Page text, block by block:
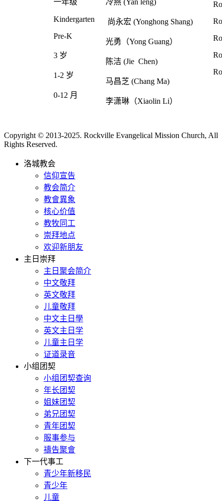
一年级
Kindergarten
Pre-K
3 岁
1-2 岁
0-12 月
冷燕 (Yan leng)
尚永宏 (Yonghong Shang)
光勇（Yong Guang）
陈洁 (Jie Chen)
马昌芝 (Chang Ma)
李潇琳（Xiaolin Li）
Copyright © 2013-2025. Rockville Evangelical Mission Church, All
Rights Reserved.
洛城教会
信仰宣告
教会简介
教會異象
核心价值
教牧同工
崇拜地点
欢迎新朋友
主日崇拜
主日聚会简介
中文敬拜
英文敬拜
儿童敬拜
中文主日學
英文主日学
儿童主日学
证道录音
小组团契
小组团契查询
年长团契
姐妹团契
弟兄团契
青年团契
服事参与
禱告聚會
下一代事工
青少年新移民
青少年
儿童